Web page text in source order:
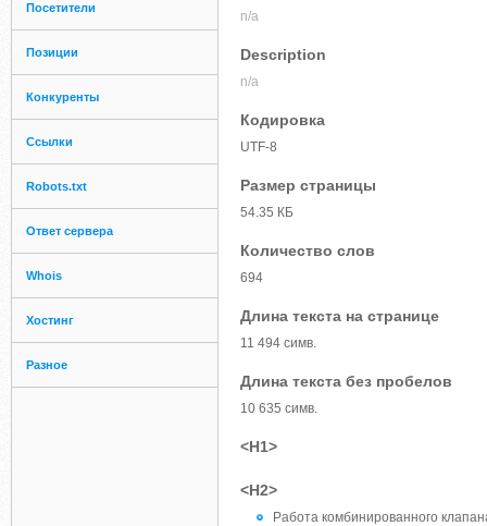
Посетители
Позиции
Конкуренты
Ссылки
Robots.txt
Ответ сервера
Whois
Хостинг
Разное
n/a
Description
n/a
Кодировка
UTF-8
Размер страницы
54.35 КБ
Количество слов
694
Длина текста на странице
11 494 симв.
Длина текста без пробелов
10 635 симв.
<H1>
<H2>
Работа комбинированного